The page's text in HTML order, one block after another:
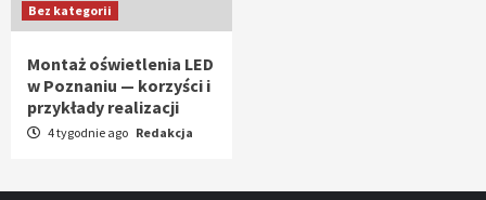
Bez kategorii
Montaż oświetlenia LED
w Poznaniu — korzyści i
przykłady realizacji
4 tygodnie ago Redakcja